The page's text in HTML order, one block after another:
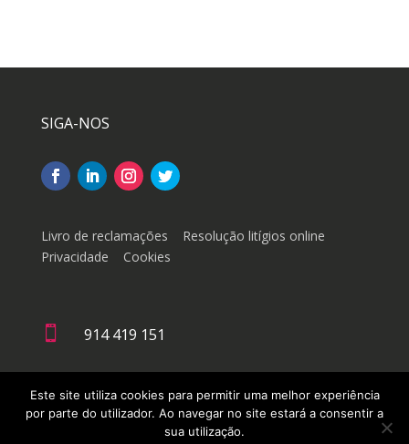
SIGA-NOS
Livro de reclamações
Resolução litígios online
Privacidade
Cookies
 914 419 151
Este site utiliza cookies para permitir uma melhor experiência
por parte do utilizador. Ao navegar no site estará a consentir a
sua utilização.